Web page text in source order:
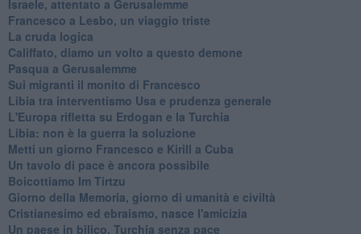
Israele, attentato a Gerusalemme
Francesco a Lesbo, un viaggio triste
La cruda logica
Califfato, diamo un volto a questo demone
Pasqua a Gerusalemme
Sui migranti il monito di Francesco
Libia tra interventismo Usa e prudenza generale
L'Europa rifletta su Erdogan e la Turchia
Libia: non è la guerra la soluzione
Metti un giorno Francesco e Kirill a Cuba
Un tavolo di pace è ancora possibile
Boicottiamo Im Tirtzu
Giorno della Memoria, giorno di umanità e civiltà
Cristianesimo ed ebraismo, nasce l'amicizia
Un paese in bilico, Turchia senza pace